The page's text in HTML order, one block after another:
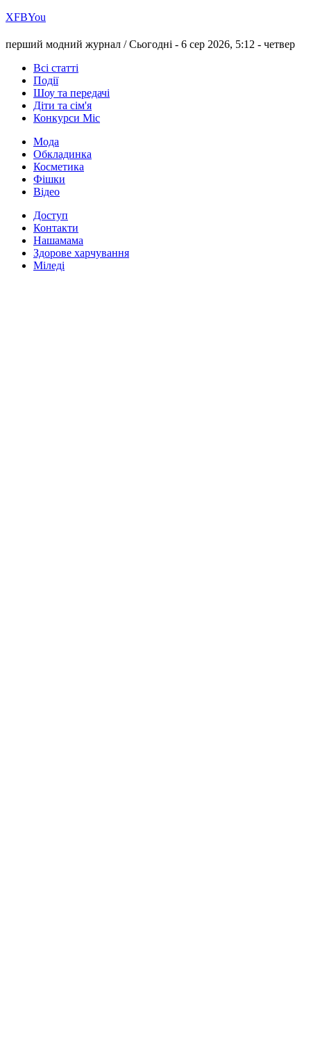
ХFBYou
перший модний журнал /Сьогодні - 6 сер 2026, 5:12 - четвер
Всі статті
Події
Шоу та передачі
Діти та сім'я
Конкурси Міс
Мода
Обкладинка
Косметика
Фішки
Відео
Доступ
Контакти
Нашамама
Здорове харчування
Міледі